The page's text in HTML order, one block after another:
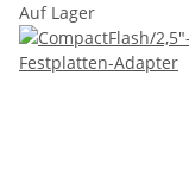
Auf Lager